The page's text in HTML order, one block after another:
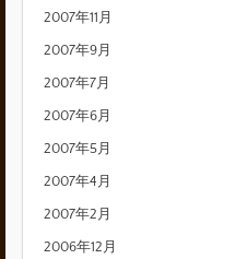
2007年11月
2007年9月
2007年7月
2007年6月
2007年5月
2007年4月
2007年2月
2006年12月